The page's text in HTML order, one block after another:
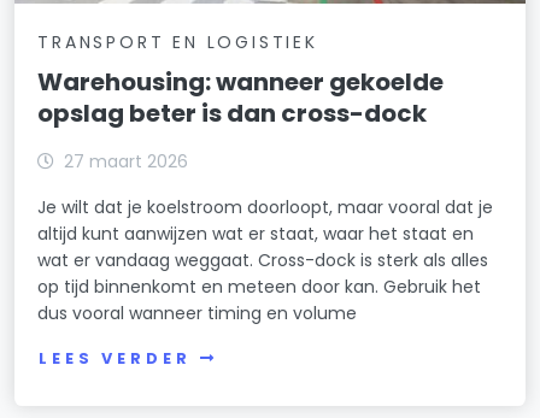
TRANSPORT EN LOGISTIEK
Warehousing: wanneer gekoelde
opslag beter is dan cross-dock
27 maart 2026
Je wilt dat je koelstroom doorloopt, maar vooral dat je
altijd kunt aanwijzen wat er staat, waar het staat en
wat er vandaag weggaat. Cross-dock is sterk als alles
op tijd binnenkomt en meteen door kan. Gebruik het
dus vooral wanneer timing en volume
LEES VERDER